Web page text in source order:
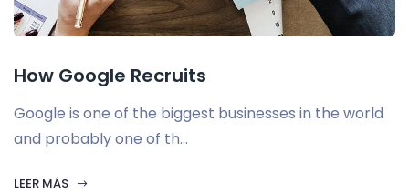
How Google Recruits
Google is one of the biggest businesses in the world
and probably one of th...
LEER MÁS